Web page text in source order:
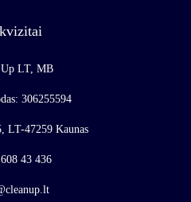
Up LT, MB
306255594
LT-47259 Kaunas
43 436